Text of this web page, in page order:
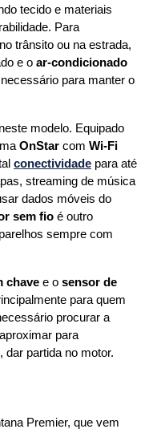
tecido e materiais
Para
trânsito ou na estrada,
e o ar-condicionado
para manter o
modelo. Equipado
OnStar com Wi-Fi
conectividade para até
streaming de música
dados móveis do
sem fio é outro
sempre com
chave e o sensor de
para quem
procurar a
para
partida no motor.
Premier, que vem